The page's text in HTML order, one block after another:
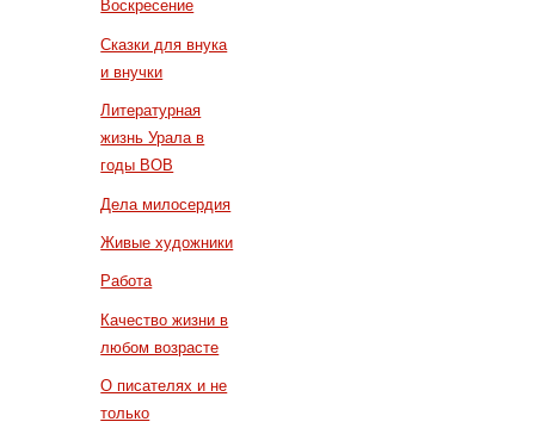
Воскресение
Сказки для внука
и внучки
Литературная
жизнь Урала в
годы ВОВ
Дела милосердия
Живые художники
Работа
Качество жизни в
любом возрасте
О писателях и не
только